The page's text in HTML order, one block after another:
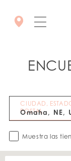
CIUDAD,
POSTAL
Muestra las